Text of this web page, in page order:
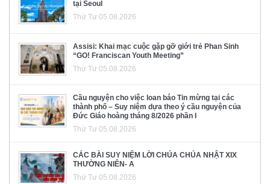
tại Seoul
Thứ Tư 05.08.2026
Assisi: Khai mạc cuộc gặp gỡ giới trẻ Phan Sinh
“GO! Franciscan Youth Meeting”
Thứ Tư 05.08.2026
Cầu nguyện cho việc loan báo Tin mừng tại các
thành phố – Suy niệm dựa theo ý cầu nguyện của
Đức Giáo hoàng tháng 8/2026 phần I
Thứ Tư 05.08.2026
CÁC BÀI SUY NIỆM LỜI CHÚA CHÚA NHẬT XIX
THƯỜNG NIÊN- A
Thứ Tư 05.08.2026